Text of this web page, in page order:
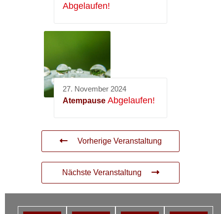
Abgelaufen!
27. November 2024
Atempause Abgelaufen!
Vorherige Veranstaltung
Nächste Veranstaltung